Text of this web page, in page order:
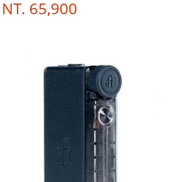
式喇叭
NT. 65,900